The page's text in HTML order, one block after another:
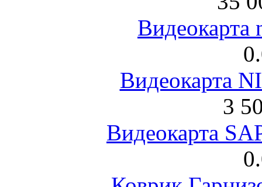
Видеокарта
Видеокарта
3
Видеокарта